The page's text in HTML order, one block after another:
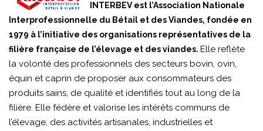
INTERBEV est l’Association Nationale
Interprofessionnelle du Bétail et des Viandes, fondée en
1979 à l’initiative des organisations représentatives de la
filière française de l’élevage et des viandes. Elle reflète
la volonté des professionnels des secteurs bovin, ovin,
équin et caprin de proposer aux consommateurs des
produits sains, de qualité et identifiés tout au long de la
filière. Elle fédère et valorise les intérêts communs de
l’élevage, des activités artisanales, industrielles et